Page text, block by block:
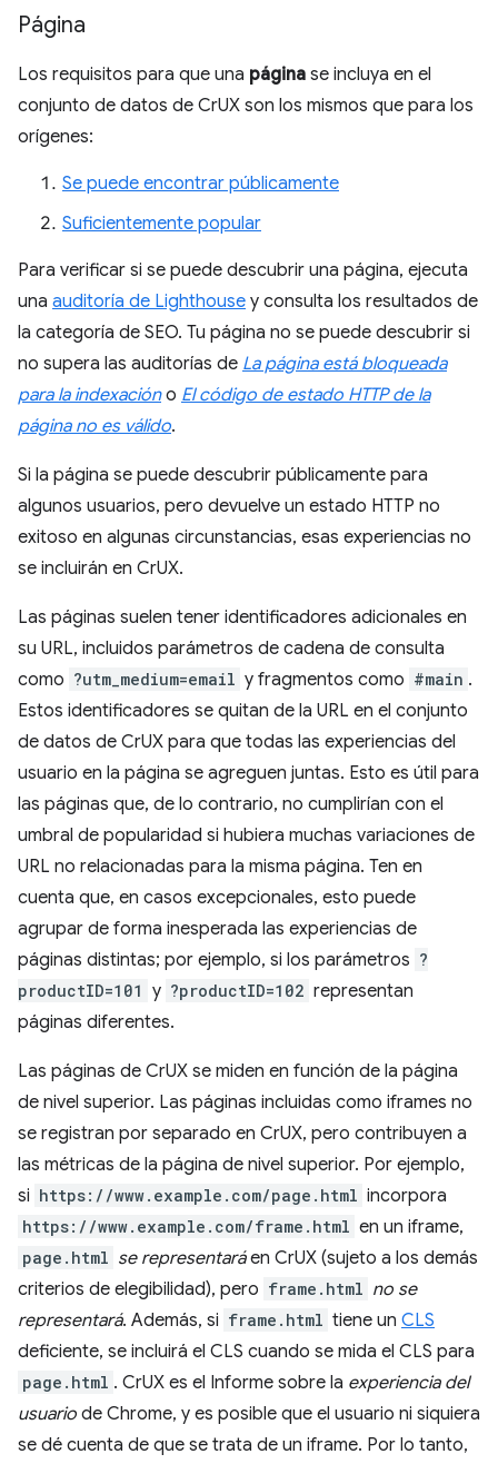
Página
Los requisitos para que una página se incluya en el
conjunto de datos de CrUX son los mismos que para los
orígenes:
Se puede encontrar públicamente
Suficientemente popular
Para verificar si se puede descubrir una página, ejecuta
una auditoría de Lighthouse y consulta los resultados de
la categoría de SEO. Tu página no se puede descubrir si
no supera las auditorías de La página está bloqueada
para la indexacióno El código de estado HTTP de la
página no es válido.
Si la página se puede descubrir públicamente para
algunos usuarios, pero devuelve un estado HTTP no
exitoso en algunas circunstancias, esas experiencias no
se incluirán en CrUX.
Las páginas suelen tener identificadores adicionales en
su URL, incluidos parámetros de cadena de consulta
como ?utm_medium=email y fragmentos como #main .
Estos identificadores se quitan de la URL en el conjunto
de datos de CrUX para que todas las experiencias del
usuario en la página se agreguen juntas. Esto es útil para
las páginas que, de lo contrario, no cumplirían con el
umbral de popularidad si hubiera muchas variaciones de
URL no relacionadas para la misma página. Ten en
cuenta que, en casos excepcionales, esto puede
agrupar de forma inesperada las experiencias de
páginas distintas; por ejemplo, si los parámetros ?
productID=101 y ?productID=102 representan
páginas diferentes.
Las páginas de CrUX se miden en función de la página
de nivel superior. Las páginas incluidas como iframes no
se registran por separado en CrUX, pero contribuyen a
las métricas de la página de nivel superior. Por ejemplo,
si https://www.example.com/page.html incorpora
https://www.example.com/frame.html en un iframe,
page.html se representaráen CrUX (sujeto a los demás
criterios de elegibilidad), pero frame.html no se
representará. Además, si frame.html tiene un CLS
deficiente, se incluirá el CLS cuando se mida el CLS para
page.html . CrUX es el Informe sobre la experiencia del
usuario de Chrome, y es posible que el usuario ni siquiera
se dé cuenta de que se trata de un iframe. Por lo tanto,